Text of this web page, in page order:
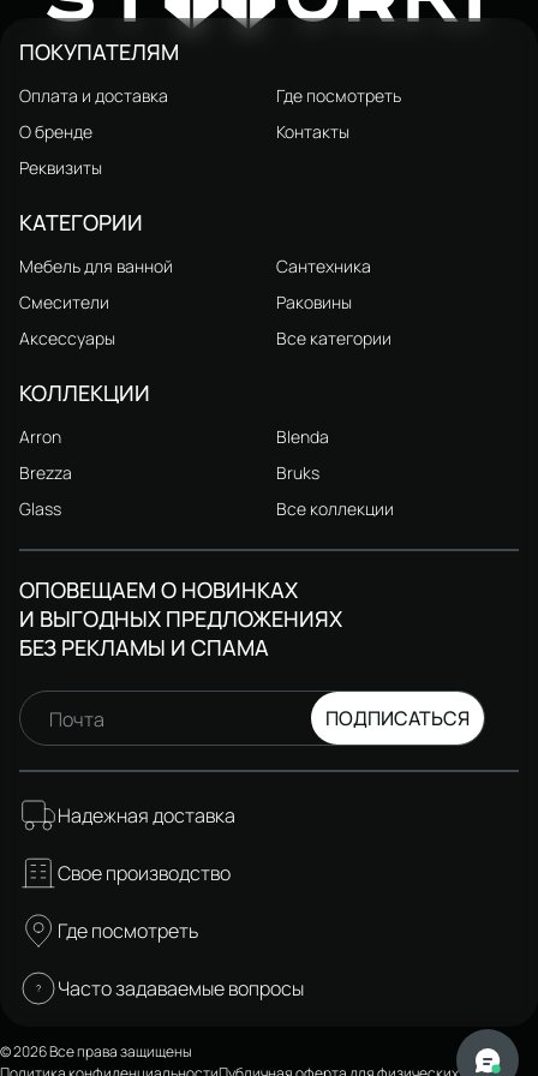
ЧАСТЬЮ, хром
ПОКУПАТЕЛЯМ
Оплата и доставка
Где посмотреть
О бренде
Контакты
Реквизиты
КАТЕГОРИИ
Мебель для ванной
Сантехника
Смесители
Раковины
Аксессуары
Все категории
КОЛЛЕКЦИИ
Arron
Blenda
Brezza
Bruks
Glass
Все коллекции
ОПОВЕЩАЕМ О НОВИНКАХ
И ВЫГОДНЫХ ПРЕДЛОЖЕНИЯХ
БЕЗ РЕКЛАМЫ И СПАМА
Почта ПОДПИСАТЬСЯ
Надежная доставка
Свое производство
Где посмотреть
Часто задаваемые вопросы
© 2026 Все права защищены